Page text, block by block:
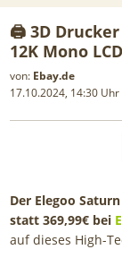
🖨️ 3D Drucker
12K Mono
von: Ebay.de
17.10.2024, 14:30 Uhr
Der Elegoo
statt 369,99€ bei
auf dieses High-